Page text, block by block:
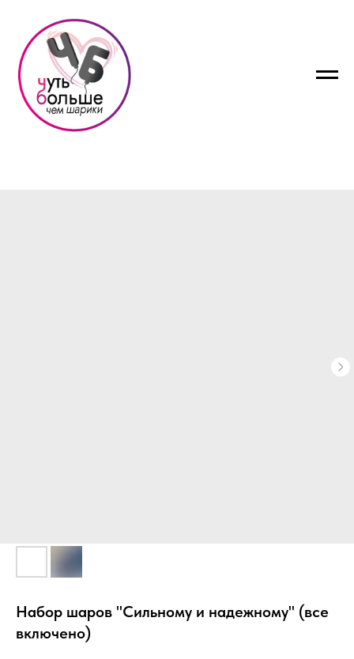
Набор шаров "Сильному и надежному" (все
включено)